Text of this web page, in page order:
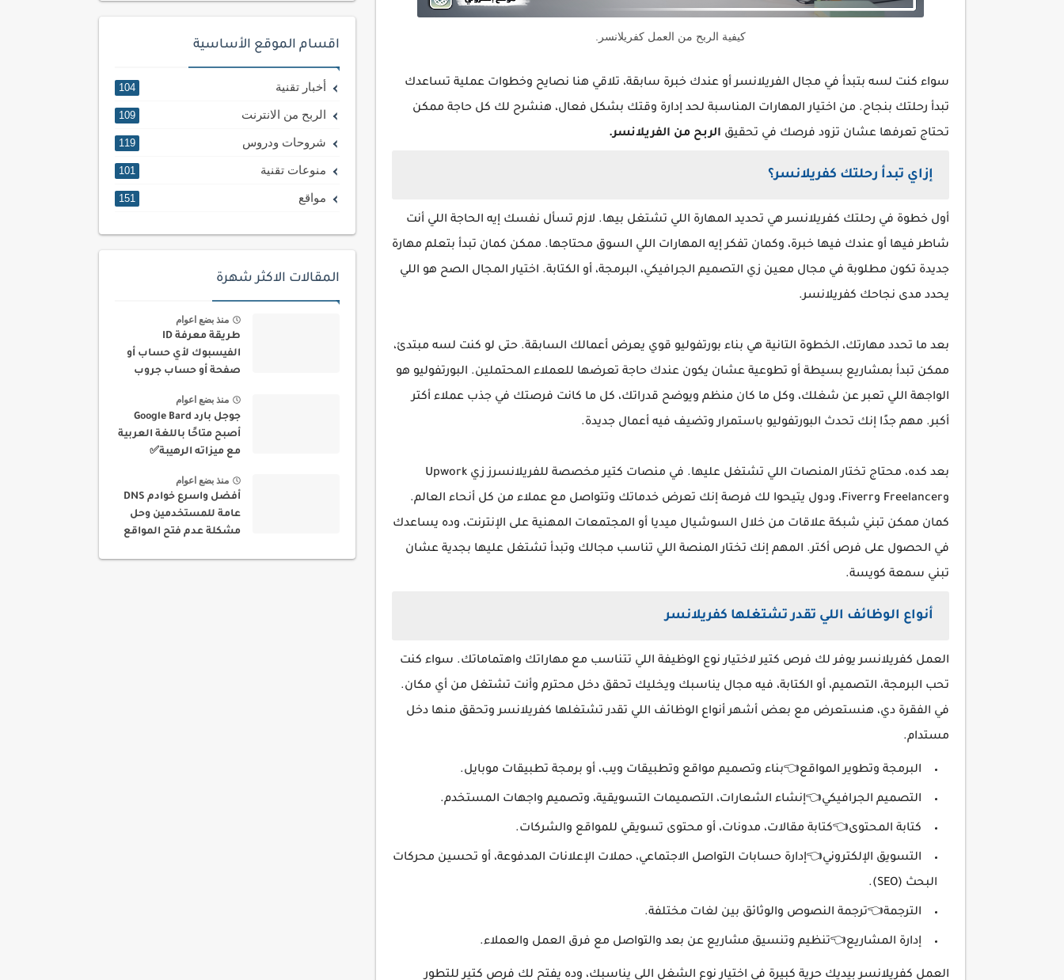
كيفية الربح من العمل كفريلانسر.
سواء كنت لسه بتبدأ في مجال الفريلانسر أو عندك خبرة سابقة، تلاقي هنا نصايح وخطوات عملية تساعدك
تبدأ رحلتك بنجاح. من اختيار المهارات المناسبة لحد إدارة وقتك بشكل فعال، هنشرح لك كل حاجة ممكن
تحتاج تعرفها عشان تزود فرصك في تحقيق الربح من الفريلانسر.
إزاي تبدأ رحلتك كفريلانسر؟
أول خطوة في رحلتك كفريلانسر هي تحديد المهارة اللي تشتغل بيها. لازم تسأل نفسك إيه الحاجة اللي أنت
شاطر فيها أو عندك فيها خبرة، وكمان تفكر إيه المهارات اللي السوق محتاجها. ممكن كمان تبدأ بتعلم مهارة
جديدة تكون مطلوبة في مجال معين زي التصميم الجرافيكي، البرمجة، أو الكتابة. اختيار المجال الصح هو اللي
يحدد مدى نجاحك كفريلانسر.
بعد ما تحدد مهارتك، الخطوة التانية هي بناء بورتفوليو قوي يعرض أعمالك السابقة. حتى لو كنت لسه مبتدئ،
ممكن تبدأ بمشاريع بسيطة أو تطوعية عشان يكون عندك حاجة تعرضها للعملاء المحتملين. البورتفوليو هو
الواجهة اللي تعبر عن شغلك، وكل ما كان منظم ويوضح قدراتك، كل ما كانت فرصتك في جذب عملاء أكتر
أكبر. مهم جدًا إنك تحدث البورتفوليو باستمرار وتضيف فيه أعمال جديدة.
بعد كده، محتاج تختار المنصات اللي تشتغل عليها. في منصات كتير مخصصة للفريلانسرز زي Upwork
وFreelancer وFiverr، ودول يتيحوا لك فرصة إنك تعرض خدماتك وتتواصل مع عملاء من كل أنحاء العالم.
كمان ممكن تبني شبكة علاقات من خلال السوشيال ميديا أو المجتمعات المهنية على الإنترنت، وده يساعدك
في الحصول على فرص أكتر. المهم إنك تختار المنصة اللي تناسب مجالك وتبدأ تشتغل عليها بجدية عشان
تبني سمعة كويسة.
أنواع الوظائف اللي تقدر تشتغلها كفريلانسر
العمل كفريلانسر يوفر لك فرص كتير لاختيار نوع الوظيفة اللي تتناسب مع مهاراتك واهتماماتك. سواء كنت
تحب البرمجة، التصميم، أو الكتابة، فيه مجال يناسبك ويخليك تحقق دخل محترم وأنت تشتغل من أي مكان.
في الفقرة دي، هنستعرض مع بعض أشهر أنواع الوظائف اللي تقدر تشتغلها كفريلانسر وتحقق منها دخل
مستدام.
البرمجة وتطوير المواقع👈بناء وتصميم مواقع وتطبيقات ويب، أو برمجة تطبيقات موبايل.
التصميم الجرافيكي👈إنشاء الشعارات، التصميمات التسويقية، وتصميم واجهات المستخدم.
كتابة المحتوى👈كتابة مقالات، مدونات، أو محتوى تسويقي للمواقع والشركات.
التسويق الإلكتروني👈إدارة حسابات التواصل الاجتماعي، حملات الإعلانات المدفوعة، أو تحسين محركات
البحث (SEO).
الترجمة👈ترجمة النصوص والوثائق بين لغات مختلفة.
إدارة المشاريع👈تنظيم وتنسيق مشاريع عن بعد والتواصل مع فرق العمل والعملاء.
العمل كفريلانسر بيديك حرية كبيرة في اختيار نوع الشغل اللي يناسبك، وده يفتح لك فرص كتير للتطور
اقسام الموقع الأساسية
أخبار تقنية 104
الربح من الانترنت 109
شروحات ودروس 119
منوعات تقنية 101
مواقع 151
المقالات الاكثر شهرة
منذ بضع اعوام
طريقة معرفة ID
الفيسبوك لأي حساب أو
صفحة أو حساب جروب
منذ بضع اعوام
جوجل بارد Google Bard
أصبح متاحًا باللغة العربية
مع ميزاته الرهيبة✅
منذ بضع اعوام
أفضل واسرع خوادم DNS
عامة للمستخدمين وحل
مشكلة عدم فتح المواقع